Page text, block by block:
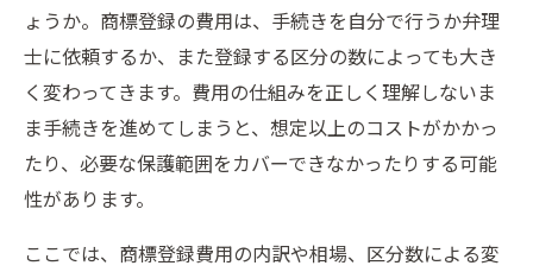
ょうか。商標登録の費用は、手続きを自分で行うか弁理
士に依頼するか、また登録する区分の数によっても大き
く変わってきます。費用の仕組みを正しく理解しないま
ま手続きを進めてしまうと、想定以上のコストがかかっ
たり、必要な保護範囲をカバーできなかったりする可能
性があります。
ここでは、商標登録費用の内訳や相場、区分数による変